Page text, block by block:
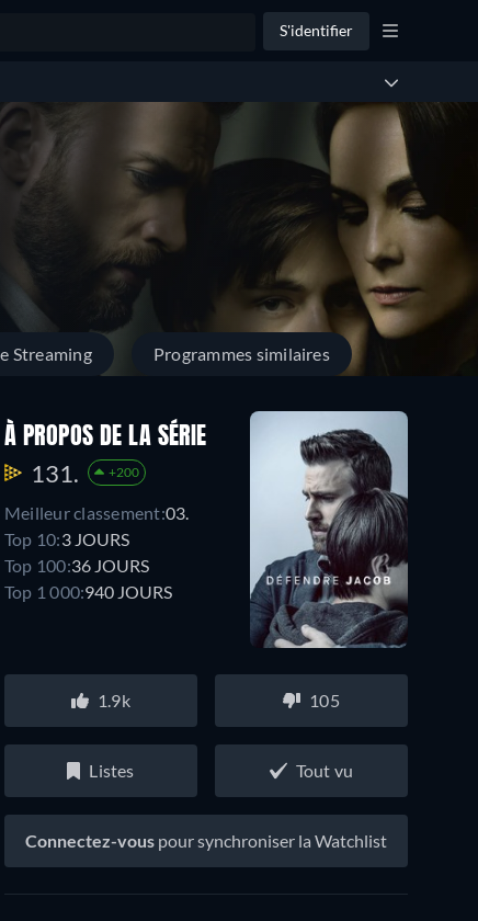
S'identifier
Streaming Programmes similaires
À PROPOS DE LA SÉRIE
131. +200
Meilleur classement:03.
Top 10:3 JOURS
Top 100:36 JOURS
Top 1 000:940 JOURS
1.9k 105
Listes Tout vu
Connectez-vous pour synchroniser la Watchlist